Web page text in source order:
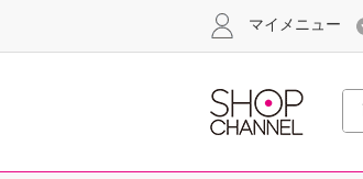
マイメニュー